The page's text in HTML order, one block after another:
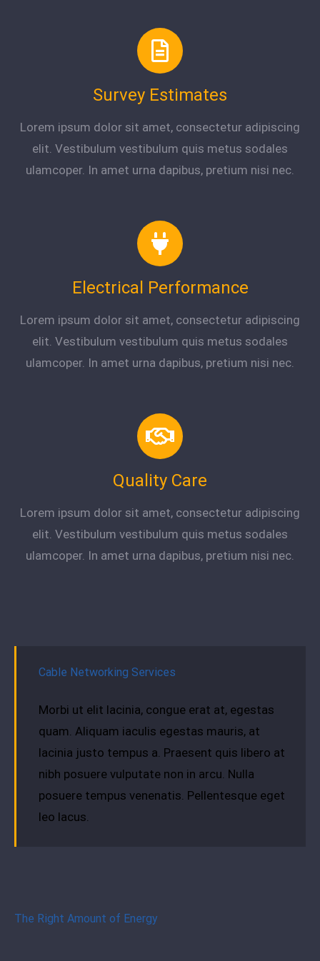
Survey Estimates
Lorem ipsum dolor sit amet, consectetur adipiscing
elit. Vestibulum vestibulum quis metus sodales
ulamcoper. In amet urna dapibus, pretium nisi nec.
Electrical Performance
Lorem ipsum dolor sit amet, consectetur adipiscing
elit. Vestibulum vestibulum quis metus sodales
ulamcoper. In amet urna dapibus, pretium nisi nec.
Quality Care
Lorem ipsum dolor sit amet, consectetur adipiscing
elit. Vestibulum vestibulum quis metus sodales
ulamcoper. In amet urna dapibus, pretium nisi nec.
Cable Networking Services
Morbi ut elit lacinia, congue erat at, egestas
quam. Aliquam iaculis egestas mauris, at
lacinia justo tempus a. Praesent quis libero at
nibh posuere vulputate non in arcu. Nulla
posuere tempus venenatis. Pellentesque eget
leo lacus.
The Right Amount of Energy